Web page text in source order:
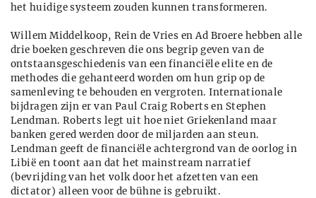
het huidige systeem zouden kunnen transformeren.
Willem Middelkoop, Rein de Vries en Ad Broere hebben alle
drie boeken geschreven die ons begrip geven van de
ontstaansgeschiedenis van een financiële elite en de
methodes die gehanteerd worden om hun grip op de
samenleving te behouden en vergroten. Internationale
bijdragen zijn er van Paul Craig Roberts en Stephen
Lendman. Roberts legt uit hoe niet Griekenland maar
banken gered werden door de miljarden aan steun.
Lendman geeft de financiële achtergrond van de oorlog in
Libië en toont aan dat het mainstream narratief
(bevrijding van het volk door het afzetten van een
dictator) alleen voor de bühne is gebruikt.